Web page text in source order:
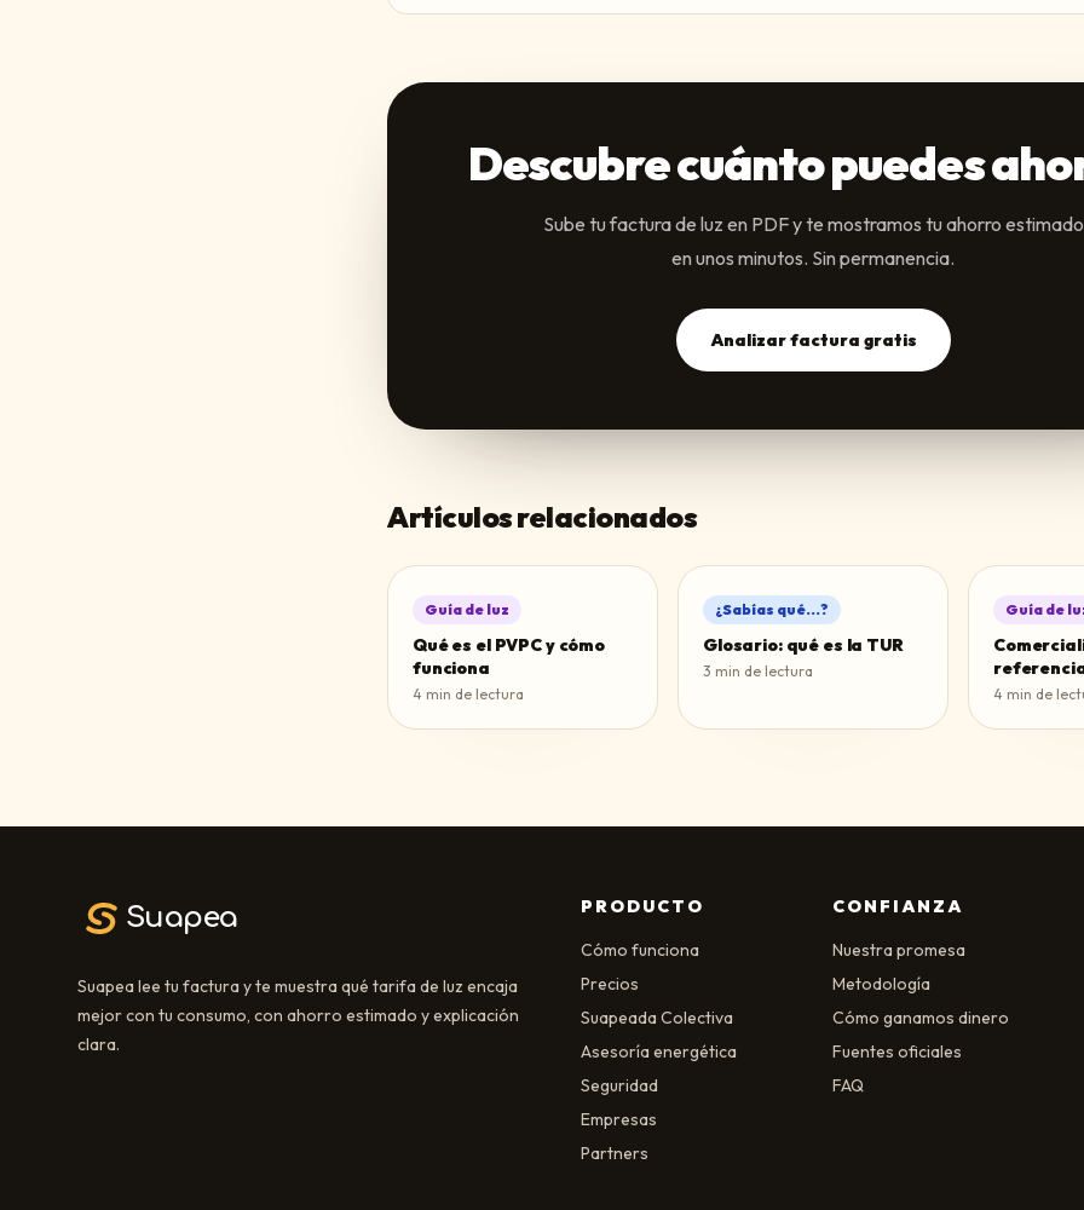
Descubre cuánto puedes
Sube tu factura de luz en PDF y te mostramos tu ahorro estimado
en unos minutos. Sin permanencia.
Analizar factura gratis
Artículos relacionados
Guía de luz
Qué es el PVPC y cómo
funciona
4 min de lectura
¿Sabías qué...?
Glosario: qué es la TUR
3 min de lectura
Guía de
4 min de
Suapea
Suapea lee tu factura y te muestra qué tarifa de luz encaja
mejor con tu consumo, con ahorro estimado y explicación
clara.
PRODUCTO
Cómo funciona
Precios
Suapeada Colectiva
Asesoría energética
Seguridad
Empresas
Partners
CONFIANZA
Nuestra promesa
Metodología
Cómo ganamos dinero
Fuentes oficiales
FAQ